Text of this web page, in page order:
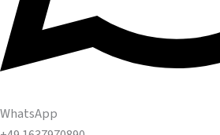
WhatsApp